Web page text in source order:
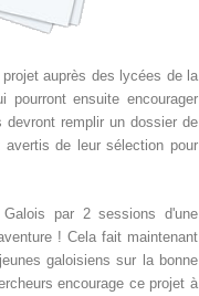
auprès des lycées de la
pourront ensuite encourager
remplir un dossier de
de leur sélection pour
par 2 sessions d'une
! Cela fait maintenant
galoisiens sur la bonne
encourage ce projet à